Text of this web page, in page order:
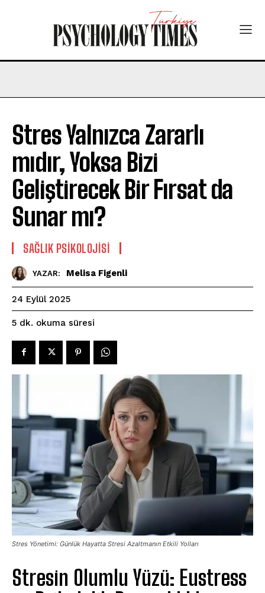
Stres Yalnızca Zararlı
mıdır, Yoksa Bizi
Geliştirecek Bir Fırsat da
Sunar mı?
SAĞLIK PSIKOLOJISI
YAZAR: Melisa Figenli
24 Eylül 2025
5 dk. okuma süresi
Stres Yönetimi: Günlük Hayatta Stresi Azaltmanın Etkili Yolları
Stresin Olumlu Yüzü: Eustress